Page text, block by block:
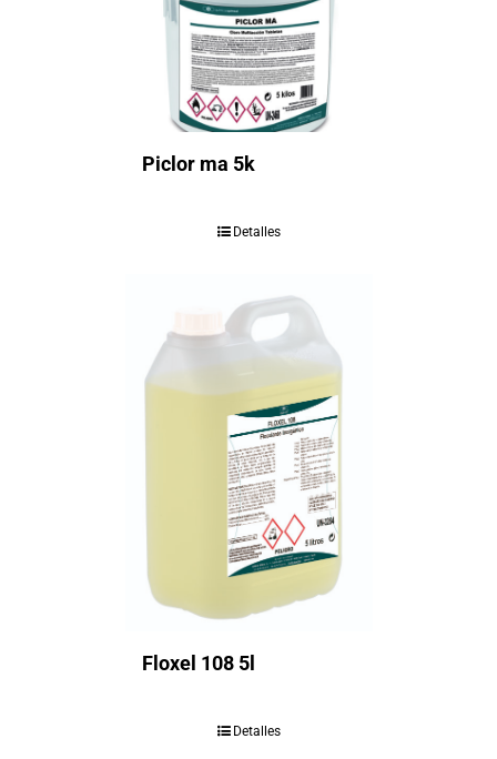
Piclor ma 5k
Detalles
Floxel 108 5l
Detalles